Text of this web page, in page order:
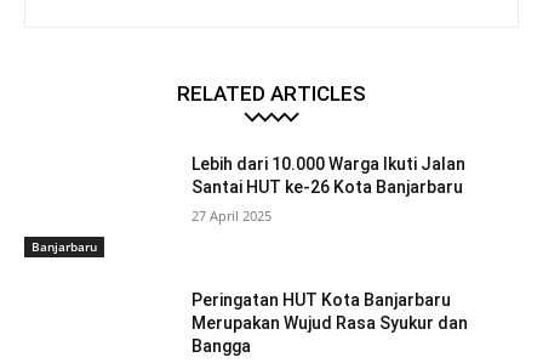
RELATED ARTICLES
Banjarbaru
Lebih dari 10.000 Warga Ikuti Jalan
Santai HUT ke-26 Kota Banjarbaru
27 April 2025
Peringatan HUT Kota Banjarbaru
Merupakan Wujud Rasa Syukur dan
Bangga